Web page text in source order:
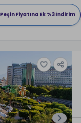
Peşin Fiyatına Ek %3 İndirim